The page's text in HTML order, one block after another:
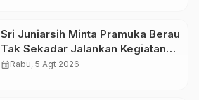
Sri Juniarsih Minta Pramuka Berau
Tak Sekadar Jalankan Kegiatan
Seremonial
calendar_monthRabu, 5 Agt 2026